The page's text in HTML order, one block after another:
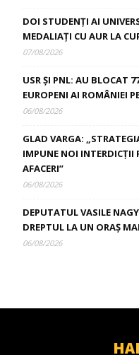
DOI STUDENȚI AI
MEDALIAȚI CU AUR LA
07/08/2026
USR ȘI PNL: AU BLOCAT
EUROPENI AI ROMÂNIEI
06/08/2026
GLAD VARGA:
IMPUNE NOI INTERDICȚII
AFACERI”
06/08/2026
DEPUTATUL VASILE
DREPTUL LA UN ORAȘ
06/08/2026